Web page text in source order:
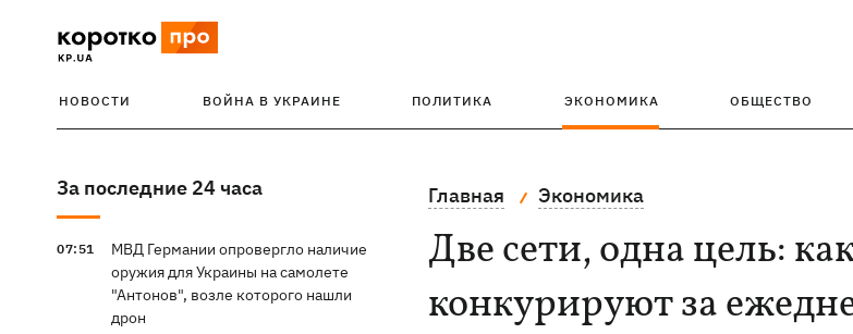
НОВОСТИ ВОЙНА В УКРАИНЕ ПОЛИТИКА ЭКОНОМИКА ОБЩЕСТВО
За последние 24 часа
07:51
МВД Германии опровергло наличие
оружия для Украины на самолете
"Антонов", возле которого нашли
дрон
Главная Экономика
Две сети, одна цель:
конкурируют за